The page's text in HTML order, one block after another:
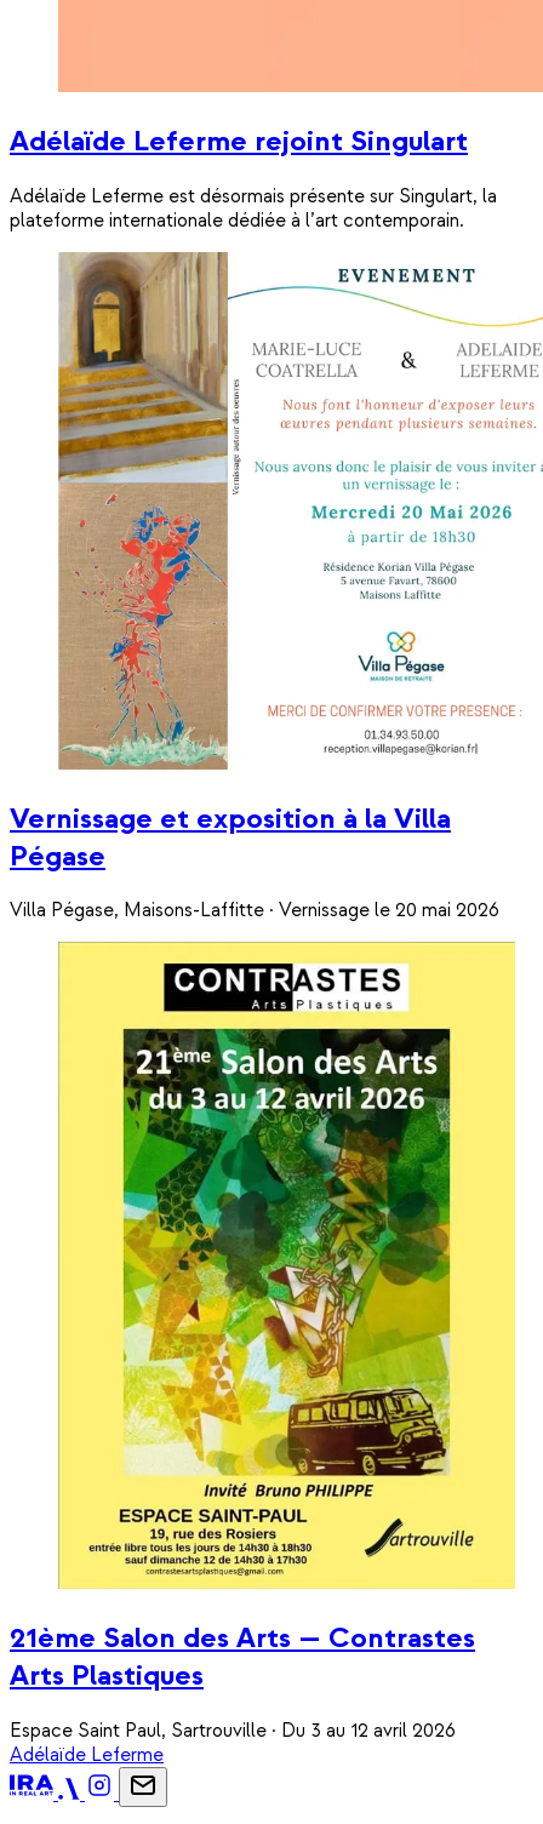
Adélaïde Leferme rejoint Singulart
Adélaïde Leferme est désormais présente sur Singulart, la
plateforme internationale dédiée à l’art contemporain.
Vernissage et exposition à la Villa
Pégase
Villa Pégase, Maisons-Laffitte · Vernissage le 20 mai 2026
21ème Salon des Arts — Contrastes
Arts Plastiques
Espace Saint Paul, Sartrouville · Du 3 au 12 avril 2026
Adélaïde Leferme